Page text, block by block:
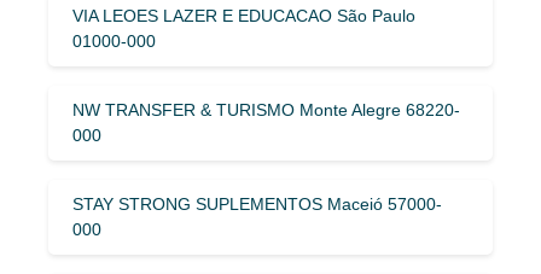
VIA LEOES LAZER E EDUCACAO São Paulo
01000-000
NW TRANSFER & TURISMO Monte Alegre 68220-
000
STAY STRONG SUPLEMENTOS Maceió 57000-
000